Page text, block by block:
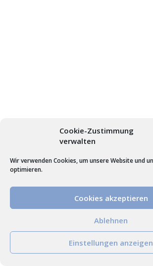
Cookie-Zustimmung
verwalten
Wir verwenden Cookies, um unsere Website und
optimieren.
Cookies akzeptieren
Ablehnen
Einstellungen anzeigen